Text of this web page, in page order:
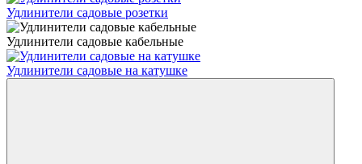
Удлинители садовые розетки
Удлинители садовые кабельные
Удлинители садовые на катушке